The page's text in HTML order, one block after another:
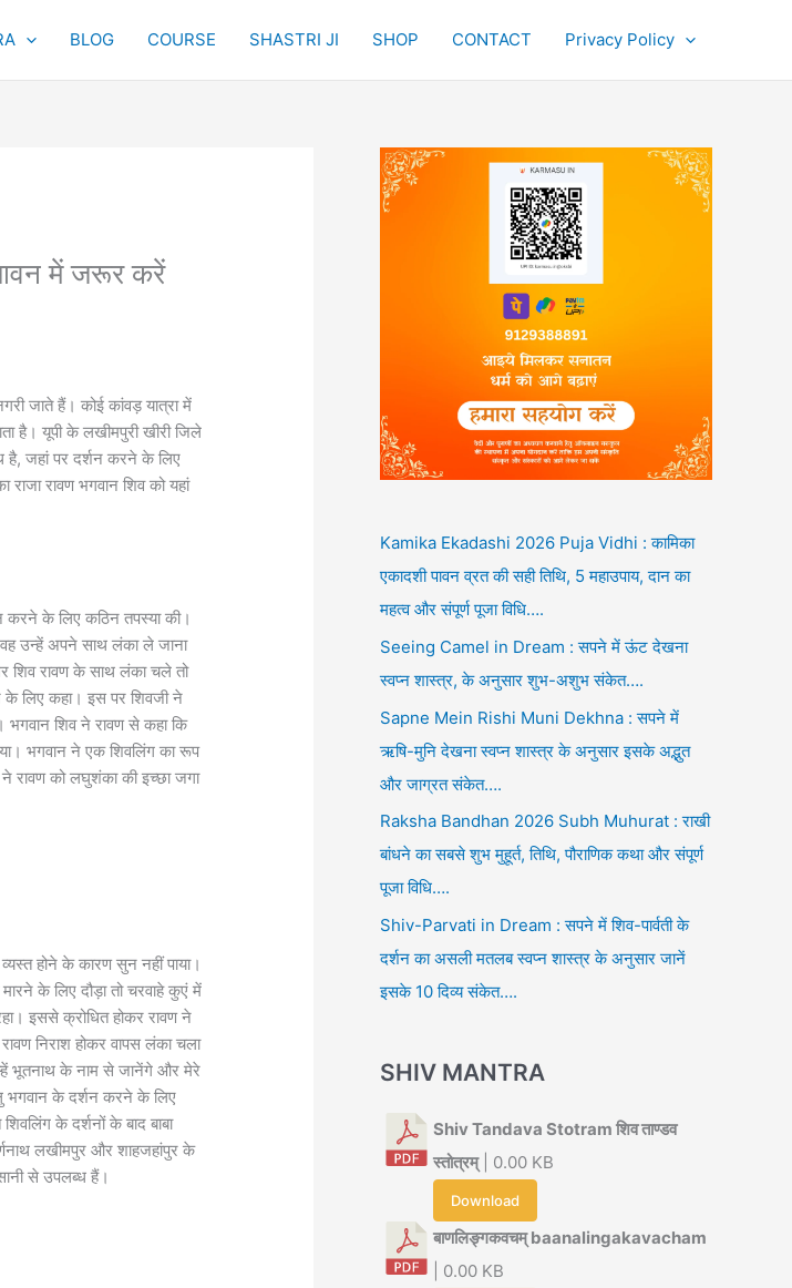
BLOG COURSE SHASTRI JI SHOP CONTACT Privacy Policy
में जरूर करें
जाते हैं। कोई कांवड़ यात्रा में
है। यूपी के लखीमपुरी खीरी जिले
है, जहां पर दर्शन करने के लिए
रावण भगवान शिव को यहां
करने के लिए कठिन तपस्या की।
उन्हें अपने साथ लंका ले जाना
शिव रावण के साथ लंका चले तो
के लिए कहा। इस पर शिवजी ने
भगवान शिव ने रावण से कहा कि
भगवान ने एक शिवलिंग का रूप
रावण को लघुशंका की इच्छा जगा
होने के कारण सुन नहीं पाया।
के लिए दौड़ा तो चरवाहे कुएं में
इससे क्रोधित होकर रावण ने
निराश होकर वापस लंका चला
भूतनाथ के नाम से जानेंगे और मेरे
भगवान के दर्शन करने के लिए
के दर्शनों के बाद बाबा
लखीमपुर और शाहजहांपुर के
से उपलब्ध हैं।
Kamika Ekadashi 2026 Puja Vidhi : कामिका
एकादशी पावन व्रत की सही तिथि, 5 महाउपाय, दान का
महत्व और संपूर्ण पूजा विधि….
Seeing Camel in Dream : सपने में ऊंट देखना
स्वप्न शास्त्र, के अनुसार शुभ-अशुभ संकेत….
Sapne Mein Rishi Muni Dekhna : सपने में
ऋषि-मुनि देखना स्वप्न शास्त्र के अनुसार इसके अद्भुत
और जाग्रत संकेत….
Raksha Bandhan 2026 Subh Muhurat : राखी
बांधने का सबसे शुभ मुहूर्त, तिथि, पौराणिक कथा और संपूर्ण
पूजा विधि….
Shiv-Parvati in Dream : सपने में शिव-पार्वती के
दर्शन का असली मतलब स्वप्न शास्त्र के अनुसार जानें
इसके 10 दिव्य संकेत….
SHIV MANTRA
Shiv Tandava Stotram शिव ताण्डव
स्तोत्रम्| 0.00 KB
Download
बाणलिङ्गकवचम् baanalingakavacham
| 0.00 KB